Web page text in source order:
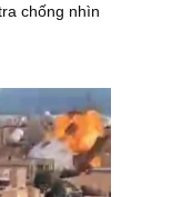
chống nhìn